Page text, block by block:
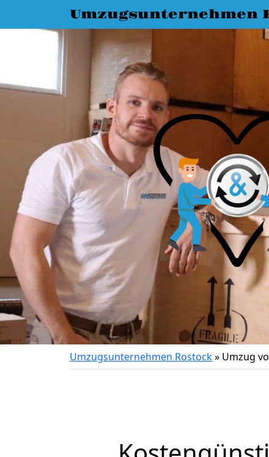
Umzugsunternehmen
Umzugsunternehmen Rostock» Umzug